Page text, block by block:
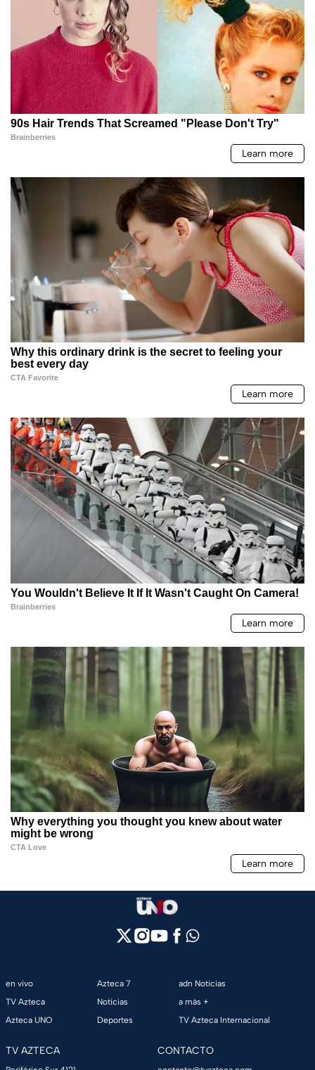
en vivo
TV Azteca
Azteca UNO
Azteca 7
Noticias
Deportes
adn Noticias
a más +
TV Azteca Internacional
TV AZTECA CONTACTO